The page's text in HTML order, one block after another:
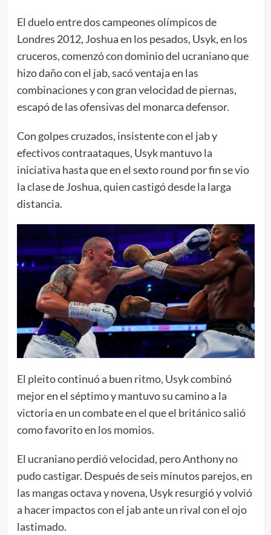
El duelo entre dos campeones olímpicos de
Londres 2012, Joshua en los pesados, Usyk, en los
cruceros, comenzó con dominio del ucraniano que
hizo daño con el jab, sacó ventaja en las
combinaciones y con gran velocidad de piernas,
escapó de las ofensivas del monarca defensor.
Con golpes cruzados, insistente con el jab y
efectivos contraataques, Usyk mantuvo la
iniciativa hasta que en el sexto round por fin se vio
la clase de Joshua, quien castigó desde la larga
distancia.
El pleito continuó a buen ritmo, Usyk combinó
mejor en el séptimo y mantuvo su camino a la
victoria en un combate en el que el británico salió
como favorito en los momios.
El ucraniano perdió velocidad, pero Anthony no
pudo castigar. Después de seis minutos parejos, en
las mangas octava y novena, Usyk resurgió y volvió
a hacer impactos con el jab ante un rival con el ojo
lastimado.